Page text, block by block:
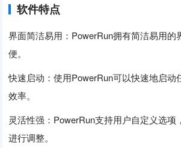
软件特点
界面简洁易用：PowerRun拥有简洁易用的
便。
快速启动：使用PowerRun可以快速地启动
效率。
灵活性强：PowerRun支持用户自定义选项
进行调整。